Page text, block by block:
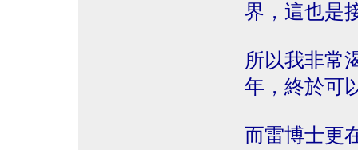
界，這也是
所以我非常
年，終於可
而雷博士更